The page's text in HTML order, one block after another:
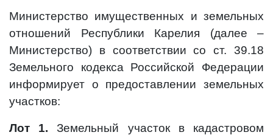
Министерство имущественных и земельных
отношений Республики Карелия (далее –
Министерство) в соответствии со ст. 39.18
Земельного кодекса Российской Федерации
информирует о предоставлении земельных
участков:
Лот 1. Земельный участок в кадастровом